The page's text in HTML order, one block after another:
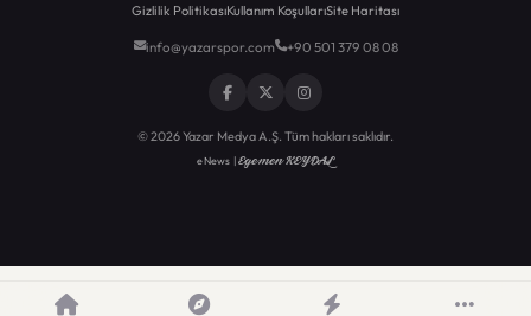
Gizlilik PolitikasıKullanım KoşullarıSite Haritası
info@yazarspor.com +90 501 379 08 08
© 2026 Yazar Medya A.Ş. Tüm hakları saklıdır.
eNews |Egemen KEYDAL